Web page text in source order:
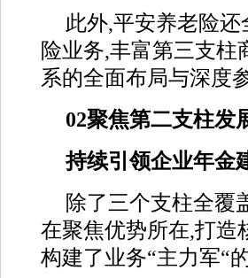
此外,平安养老险
险业务,丰富第三支柱
系的全面布局与深度
02聚焦第二支柱发
持续引领企业年金
除了三个支柱全覆
在聚焦优势所在,打造
构建了业务“主力军“